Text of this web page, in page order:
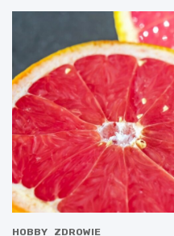
HOBBY ZDROWIE